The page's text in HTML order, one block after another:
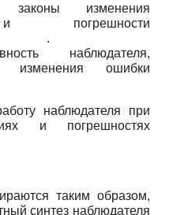
законы изменения
погрешности
.
наблюдателя,
изменения ошибки
наблюдателя при
и погрешностях
таким образом,
синтез наблюдателя